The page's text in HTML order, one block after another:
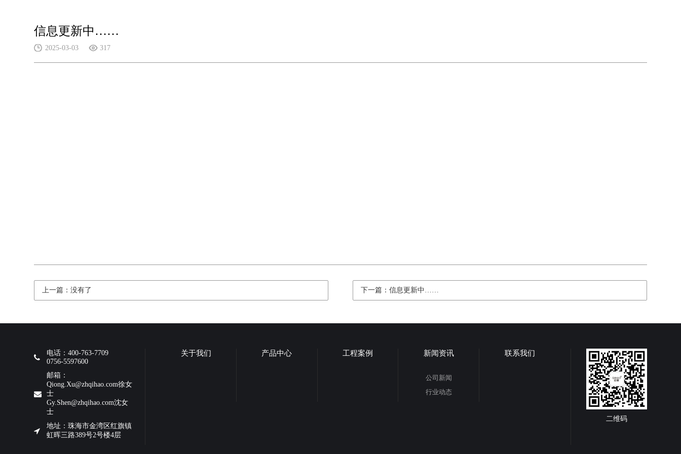
信息更新中……
2025-03-03 317
上一篇：没有了 下一篇：信息更新中……
电话：400-763-7709
0756-5597600
邮箱：
Qiong.Xu@zhqihao.com徐女
士
Gy.Shen@zhqihao.com沈女
士
地址：珠海市金湾区红旗镇
虹晖三路389号2号楼4层
关于我们 产品中心 工程案例 新闻资讯
公司新闻
行业动态
联系我们
二维码